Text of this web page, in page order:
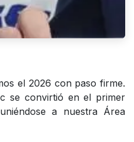
el 2026 con paso firme.
se convirtió en el primer
a nuestra Área